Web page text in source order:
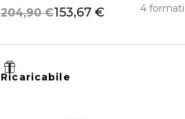
153,67 €
204,90 € 4 formati
Ricaricabile